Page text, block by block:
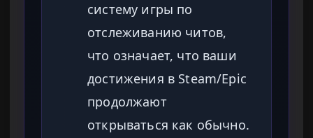
систему игры по
отслеживанию читов,
что означает, что ваши
достижения в Steam/Epic
продолжают
открываться как обычно.